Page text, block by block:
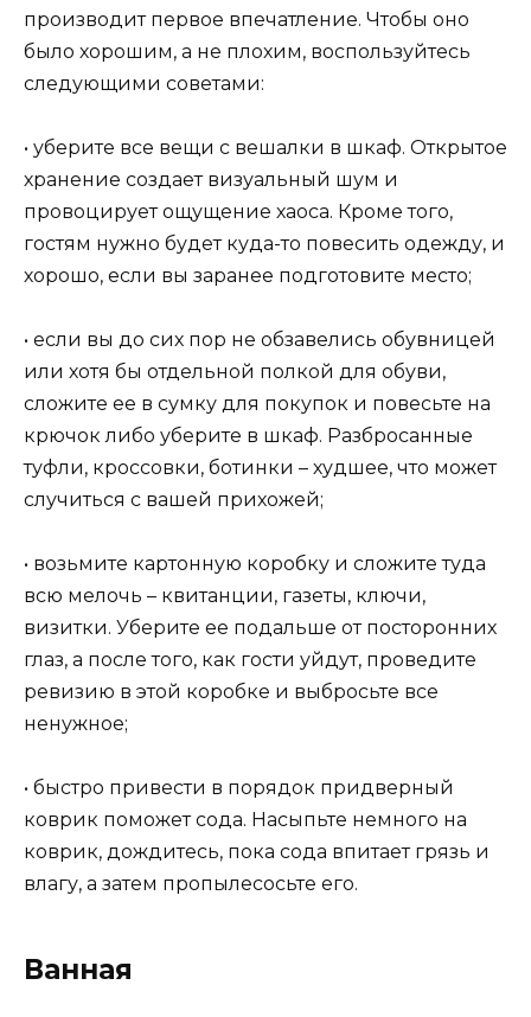
производит первое впечатление. Чтобы оно
было хорошим, а не плохим, воспользуйтесь
следующими советами:
• уберите все вещи с вешалки в шкаф. Открытое
хранение создает визуальный шум и
провоцирует ощущение хаоса. Кроме того,
гостям нужно будет куда-то повесить одежду, и
хорошо, если вы заранее подготовите место;
• если вы до сих пор не обзавелись обувницей
или хотя бы отдельной полкой для обуви,
сложите ее в сумку для покупок и повесьте на
крючок либо уберите в шкаф. Разбросанные
туфли, кроссовки, ботинки – худшее, что может
случиться с вашей прихожей;
• возьмите картонную коробку и сложите туда
всю мелочь – квитанции, газеты, ключи,
визитки. Уберите ее подальше от посторонних
глаз, а после того, как гости уйдут, проведите
ревизию в этой коробке и выбросьте все
ненужное;
• быстро привести в порядок придверный
коврик поможет сода. Насыпьте немного на
коврик, дождитесь, пока сода впитает грязь и
влагу, а затем пропылесосьте его.
Ванная